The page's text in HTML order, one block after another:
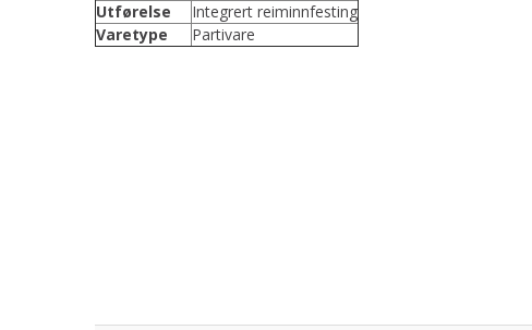
Utførelse
Integrert reiminnfesting
Varetype
Partivare